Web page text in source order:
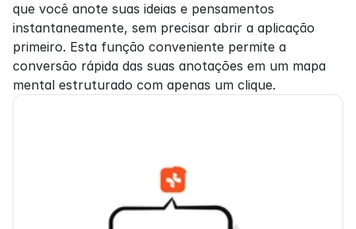
que você anote suas ideias e pensamentos
instantaneamente, sem precisar abrir a aplicação
primeiro. Esta função conveniente permite a
conversão rápida das suas anotações em um mapa
mental estruturado com apenas um clique.